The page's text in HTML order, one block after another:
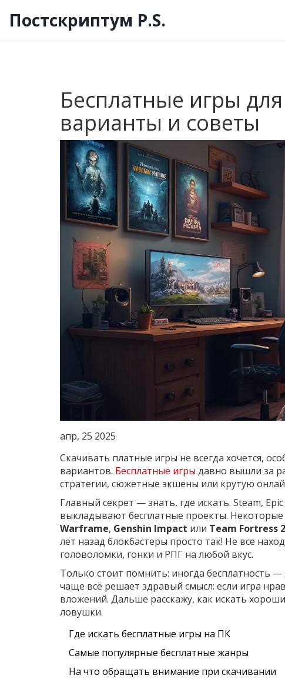
Постскриптум P.S.
Бесплатные игры
варианты и советы
апр, 25 2025
Скачивать платные игры не всегда хочется,
вариантов. Бесплатные игры давно вышли за
стратегии, сюжетные экшены или крутую
Главный секрет — знать, где искать. Steam,
выкладывают бесплатные проекты.
Warframe, Genshin Impact или Team Fortress 2
лет назад блокбастеры просто так! Не все
головоломки, гонки и РПГ на любой вкус.
Только стоит помнить: иногда бесплатность
чаще всё решает здравый смысл: если игра
вложений. Дальше расскажу, как искать
ловушки.
Где искать бесплатные игры на ПК
Самые популярные бесплатные жанры
На что обращать внимание при скачивании